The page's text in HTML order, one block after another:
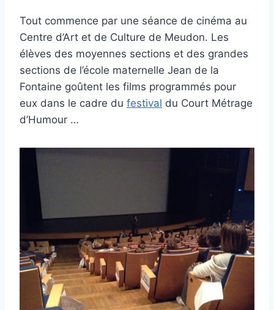
Tout commence par une séance de cinéma au
Centre d’Art et de Culture de Meudon. Les
élèves des moyennes sections et des grandes
sections de l’école maternelle Jean de la
Fontaine goûtent les films programmés pour
eux dans le cadre du festival du Court Métrage
d’Humour …